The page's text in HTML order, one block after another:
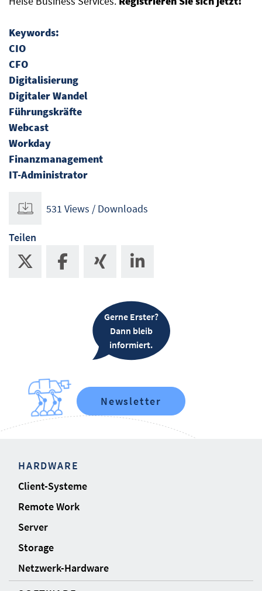
Keywords:
CIO
CFO
Digitalisierung
Digitaler Wandel
Führungskräfte
Webcast
Workday
Finanzmanagement
IT-Administrator
531 Views / Downloads
Teilen
Gerne Erster?
Dann bleib
informiert.
Newsletter
HARDWARE
Client-Systeme
Remote Work
Server
Storage
Netzwerk-Hardware